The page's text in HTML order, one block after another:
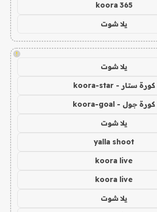
koora 365
يلا شوت
!
يلا شوت
كورة ستار - koora-star
كورة جول - koora-goal
يلا شوت
yalla shoot
koora live
koora live
يلا شوت